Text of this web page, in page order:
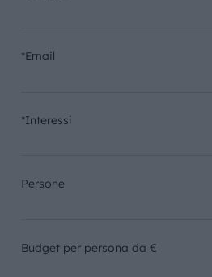
*Email
*Interessi
Persone
Budget per persona da €